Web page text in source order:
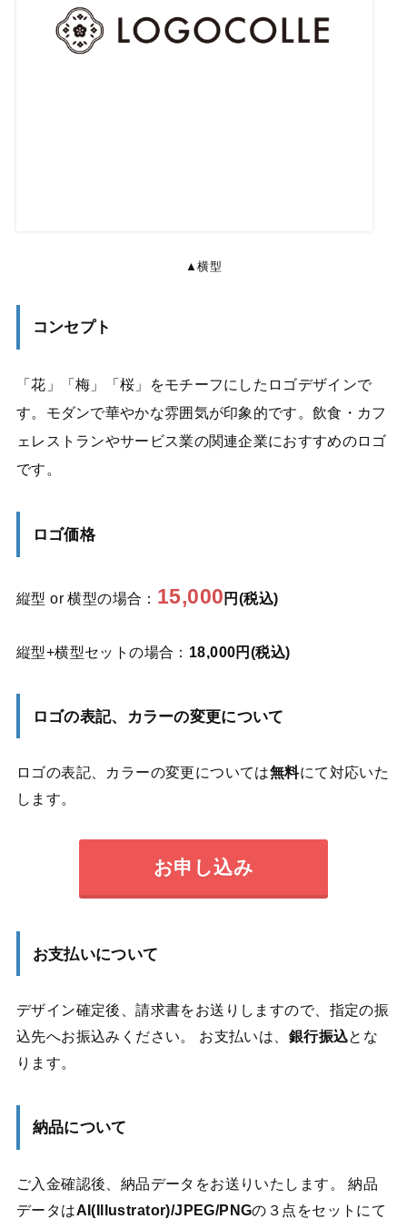
▲横型
コンセプト
「花」「梅」「桜」をモチーフにしたロゴデザインで
す。モダンで華やかな雰囲気が印象的です。飲食・カフ
ェレストランやサービス業の関連企業におすすめのロゴ
です。
ロゴ価格
縦型 or 横型の場合： 15,000 円(税込)
縦型+横型セットの場合： 18,000円(税込)
ロゴの表記、カラーの変更について
ロゴの表記、カラーの変更については無料にて対応いた
します。
お申し込み
お支払いについて
デザイン確定後、請求書をお送りしますので、指定の振
込先へお振込みください。 お支払いは、 銀行振込とな
ります。
納品について
ご入金確認後、納品データをお送りいたします。 納品
データはAI(Illustrator)/JPEG/PNGの３点をセットにて